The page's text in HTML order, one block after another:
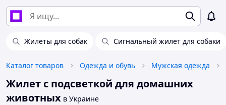
Жилеты для собак Сигнальный жилет для собаки
Каталог товаров Одежда и обувь Мужская одежда
Жилет с подсветкой для домашних
животных в Украине